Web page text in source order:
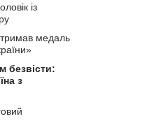
із
медаль
безвісти:
з